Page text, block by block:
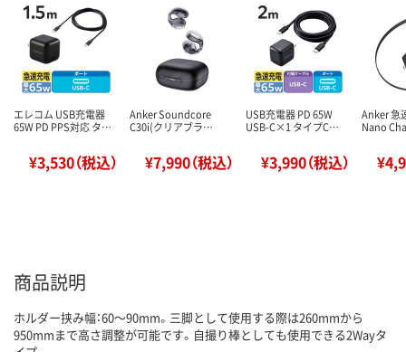
エレコム USB充電器
65W PD PPS対応 タ…
¥3,530（税込）
Anker Soundcore
C30i(クリアブラ…
¥7,990（税込）
USB充電器 PD 65W
USB-C×1 タイプC…
¥3,990（税込）
Anker 急
Nano
商品説明
ホルダー挟み幅：60～90mm。三脚として使用する際は260mmから
950mmまで高さ調整が可能です。自撮り棒としても使用できる2Wayタ